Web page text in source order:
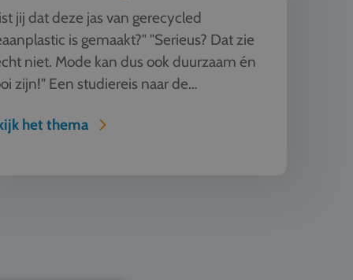
jij dat deze jas van gerecycled
is gemaakt?" "Serieus? Dat zie
niet. Mode kan dus ook duurzaam én
zijn!" Een studiereis naar de
het thema